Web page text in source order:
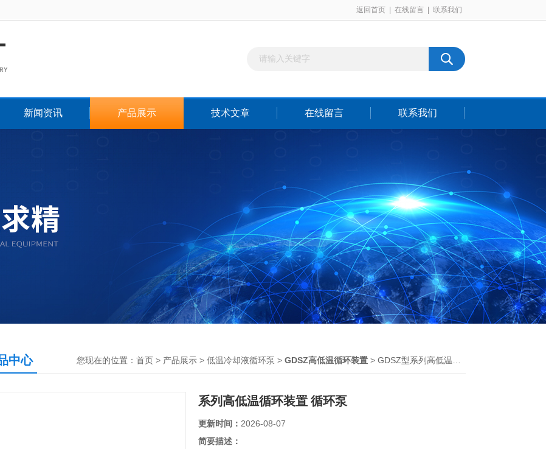
返回首页 在线留言 联系我们
新闻资讯 产品展示 技术文章 在线留言 联系我们
中心 您现在的位置： 首页 > 产品展示 > 低温冷却液循环泵 > GDSZ高低温循环装置 > GDSZ型系列高低温循环装置 循环泵
系列高低温循环装置 循环泵
更新时间： 2026-08-07
简要描述：